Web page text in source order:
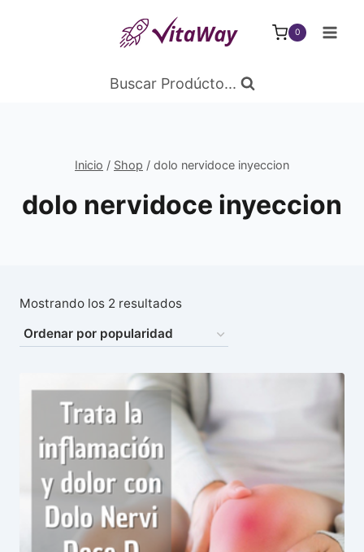
0
Buscar Prodúcto...
Inicio / Shop / dolo nervidoce inyeccion
dolo nervidoce inyeccion
Mostrando los 2 resultadosOrdenado
popularidad